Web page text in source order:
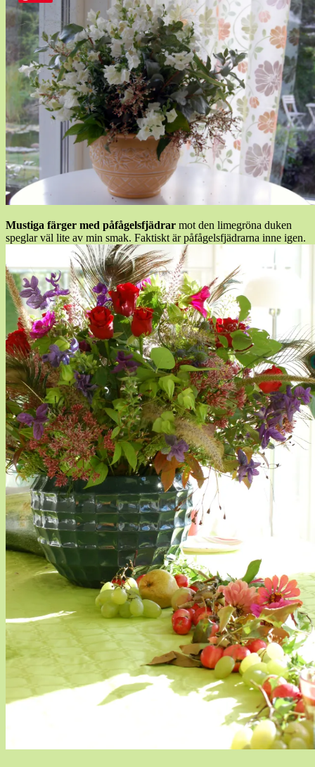
Mustiga färger med påfågelsfjädrar mot den limegröna duken
speglar väl lite av min smak. Faktiskt är påfågelsfjädrarna inne igen.